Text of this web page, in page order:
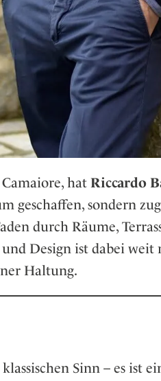
hat Riccardo
geschaffen, sondern
durch Räume,
Design ist dabei weit
Haltung.
Sinn – es ist